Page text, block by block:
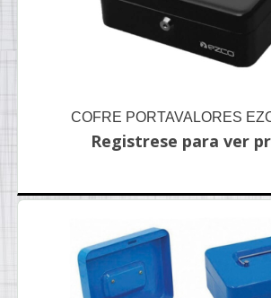
COFRE PORTAVALORES
Registrese para ver